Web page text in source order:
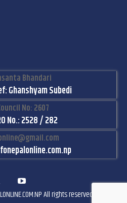
Bhandari
Ghanshyam Subedi
No: 2607
No.: 2528 / 282
All rights reserved